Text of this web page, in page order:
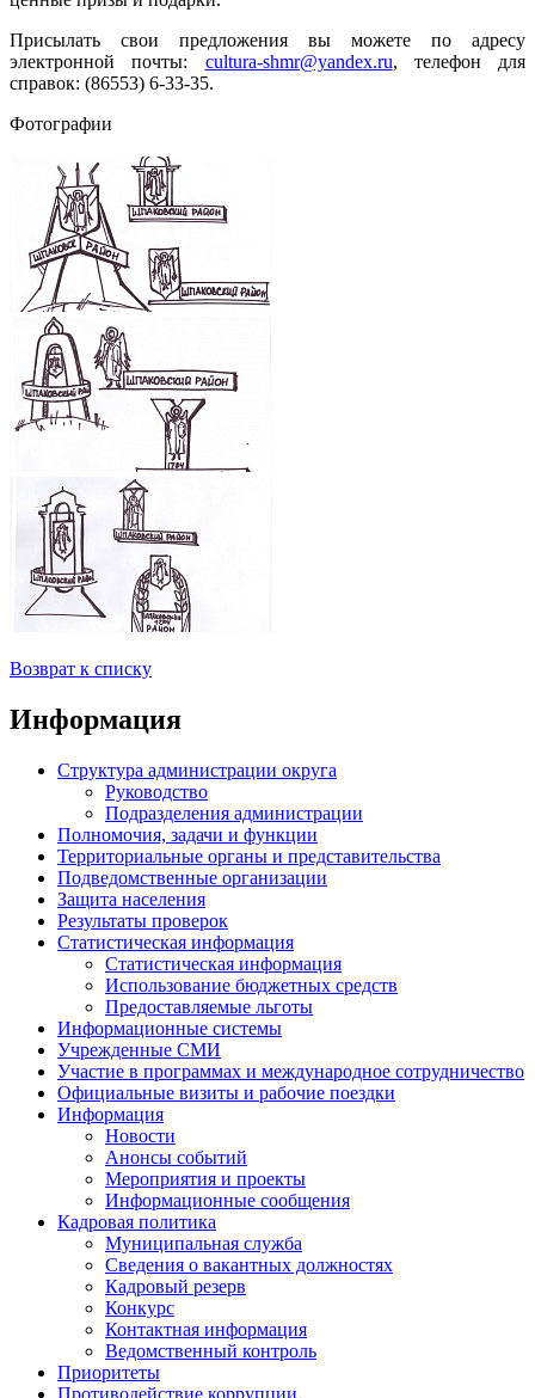
Присылать свои предложения вы можете по адресу
электронной почты: cultura-shmr@yandex.ru, телефон для
справок: (86553) 6-33-35.
Фотографии
Возврат к списку
Информация
Структура администрации округа
Руководство
Подразделения администрации
Полномочия, задачи и функции
Территориальные органы и представительства
Подведомственные организации
Защита населения
Результаты проверок
Статистическая информация
Статистическая информация
Использование бюджетных средств
Предоставляемые льготы
Информационные системы
Учрежденные СМИ
Участие в программах и международное сотрудничество
Официальные визиты и рабочие поездки
Информация
Новости
Анонсы событий
Мероприятия и проекты
Информационные сообщения
Кадровая политика
Муниципальная служба
Сведения о вакантных должностях
Кадровый резерв
Конкурс
Контактная информация
Ведомственный контроль
Приоритеты
Противодействие коррупции